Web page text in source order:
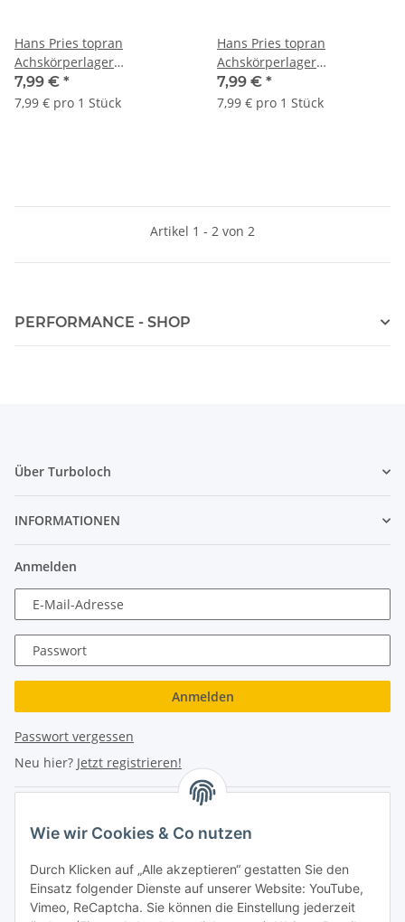
Hans Pries topran
Achskörperlager
Hinterachse
Gummimetallager 103057
7,99 € *
7,99 € pro 1 Stück
Hans Pries topran
Achskörperlager
Hinterachse
Gummimetallager 108243
7,99 € *
7,99 € pro 1 Stück
Artikel 1 - 2 von 2
PERFORMANCE - SHOP
Über Turboloch
INFORMATIONEN
Anmelden
E-Mail-Adresse
Passwort
Anmelden
Passwort vergessen
Neu hier? Jetzt registrieren!
Hauptplatz 4
2870 Aspang
eMail: info@turboloch.at
Wie wir Cookies & Co nutzen
Durch Klicken auf „Alle akzeptieren“ gestatten Sie den
Einsatz folgender Dienste auf unserer Website: YouTube,
Vimeo, ReCaptcha. Sie können die Einstellung jederzeit